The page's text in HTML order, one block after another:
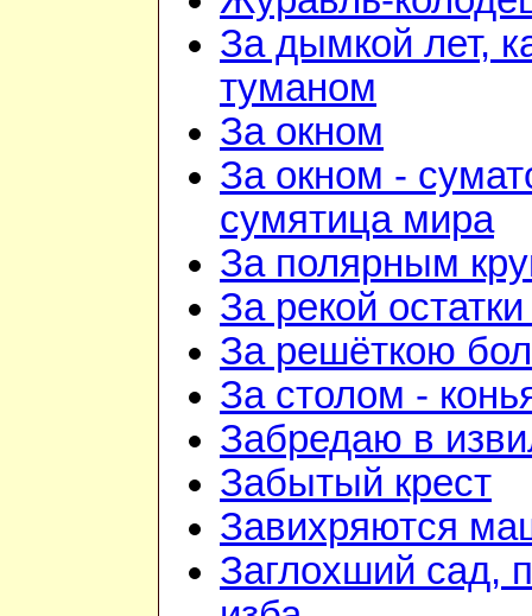
За дымкой лет,
туманом
За окном
За окном -
сумятица мира
За полярным
За рекой
За решёткою
За столом -
Забредаю в
Забытый крест
Завихряются
Заглохший сад,